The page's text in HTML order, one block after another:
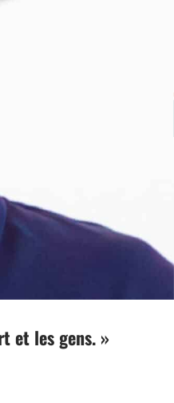
et les gens. »